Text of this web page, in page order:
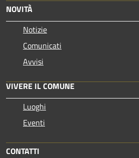
NOVITÀ
Notizie
Comunicati
Avvisi
VIVERE IL COMUNE
Luoghi
Eventi
CONTATTI